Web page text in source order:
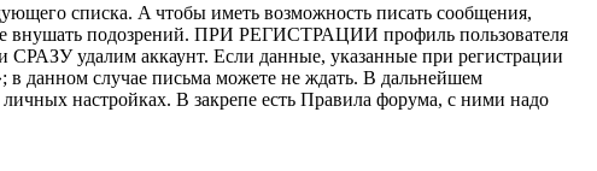
списка. A чтобы иметь возможность писать сообщения,
внушать подозрений. ПРИ РЕГИСТРАЦИИ профиль пользователя
удалим аккаунт. Если данные, указанные при регистрации
в данном случае письма можете не ждать. В дальнейшем
настройках. В закрепе есть Правила форума, с ними надо